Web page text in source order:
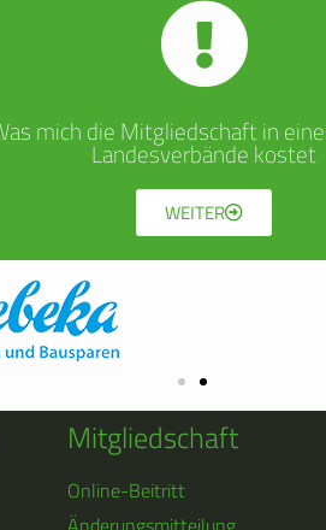
mich die Mitgliedschaft in
Landesverbände kostet
WEITER
Mitgliedschaft
Online-Beitritt